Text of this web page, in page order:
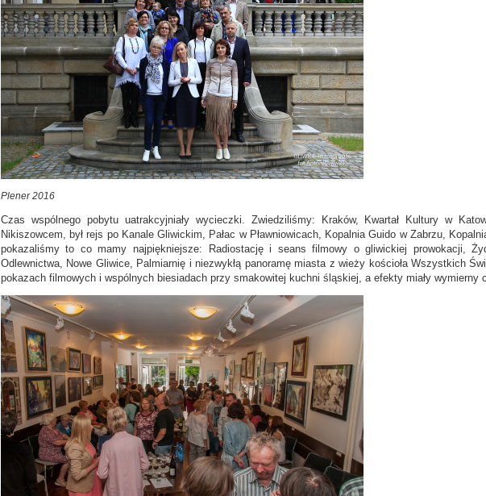
Plener 2016
Czas wspólnego pobytu uatrakcyjniały wycieczki. Zwiedziliśmy: Kraków, Kwartał Kultury w
Nikiszowcem, był rejs po Kanale Gliwickim, Pałac w Pławniowicach, Kopalnia Guido w Zabrzu,
pokazaliśmy to co mamy najpiękniejsze: Radiostację i seans filmowy o gliwickiej prowokacji,
Odlewnictwa, Nowe Gliwice, Palmiarnię i niezwykłą panoramę miasta z wieży kościoła Wszystkich
pokazach filmowych i wspólnych biesiadach przy smakowitej kuchni śląskiej, a efekty miały wymierny